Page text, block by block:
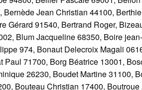
Jean Christian 44100,
Gérard 91540, Bertrand Roger,
Blum Jacqueline 68350, Boire
974, Bonaut Delecroix Magali
71700, Borg Béatrice 13001,
26230, Boudet Martine 31100,
Bouteau Christian 17400,